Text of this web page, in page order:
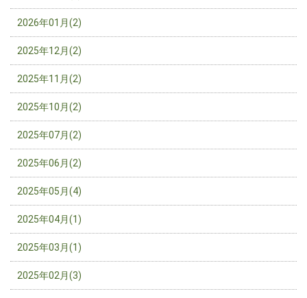
2026年01月(2)
2025年12月(2)
2025年11月(2)
2025年10月(2)
2025年07月(2)
2025年06月(2)
2025年05月(4)
2025年04月(1)
2025年03月(1)
2025年02月(3)